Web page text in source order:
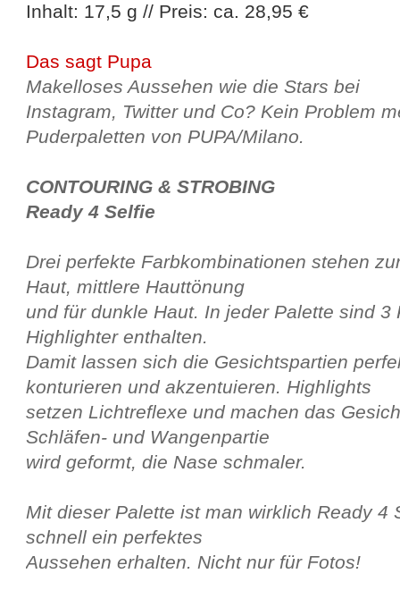
Inhalt: 17,5 g // Preis: ca. 28,95 €
Das sagt Pupa
Makelloses Aussehen wie die Stars bei
Instagram, Twitter und Co? Kein Problem
Puderpaletten von PUPA/Milano.
CONTOURING & STROBING
Ready 4 Selfie
Drei perfekte Farbkombinationen stehen
Haut, mittlere Hauttönung
und für dunkle Haut. In jeder Palette sind 3
Highlighter enthalten.
Damit lassen sich die Gesichtspartien
konturieren und akzentuieren. Highlights
setzen Lichtreflexe und machen das
Schläfen- und Wangenpartie
wird geformt, die Nase schmaler.
Mit dieser Palette ist man wirklich Ready 4
schnell ein perfektes
Aussehen erhalten. Nicht nur für Fotos!